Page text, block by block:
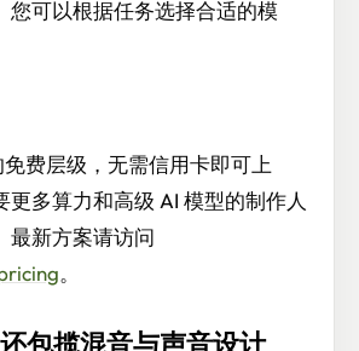
您可以根据任务选择合适的模
费层级，无需信用卡即可上
更多算力和高级 AI 模型的制作人
最新方案请访问
。
包揽混音与声音设计